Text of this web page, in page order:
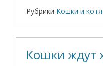
Рубрики Кошки и
Кошки ждут